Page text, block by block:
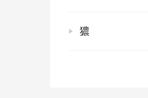
㺜